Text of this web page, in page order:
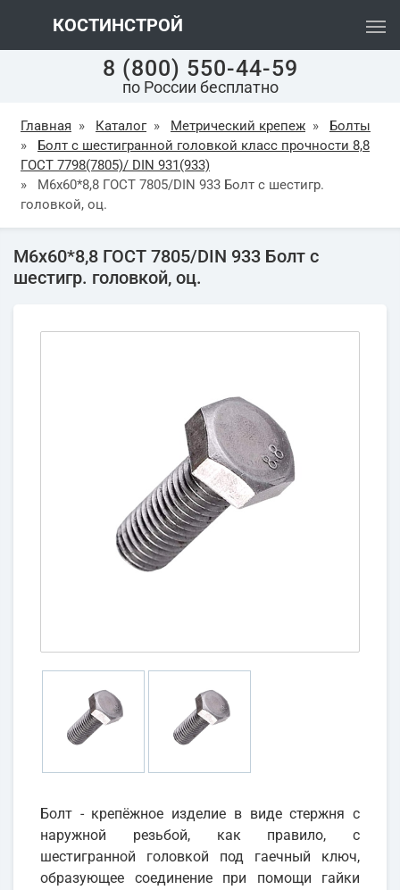
КОСТИНСТРОЙ
8 (800) 550-44-59
по России бесплатно
Главная » Каталог » Метрический крепеж »
Болты
»
Болт с шестигранной головкой класс прочности 8,8
ГОСТ 7798(7805)/ DIN 931(933)
»
М6х60*8,8 ГОСТ 7805/DIN 933 Болт с шестигр.
головкой, оц.
М6х60*8,8 ГОСТ 7805/DIN 933 Болт с
шестигр. головкой, оц.
Болт - крепёжное изделие в виде стержня с
наружной резьбой, как правило, с
шестигранной головкой под гаечный ключ,
образующее соединение при помощи гайки